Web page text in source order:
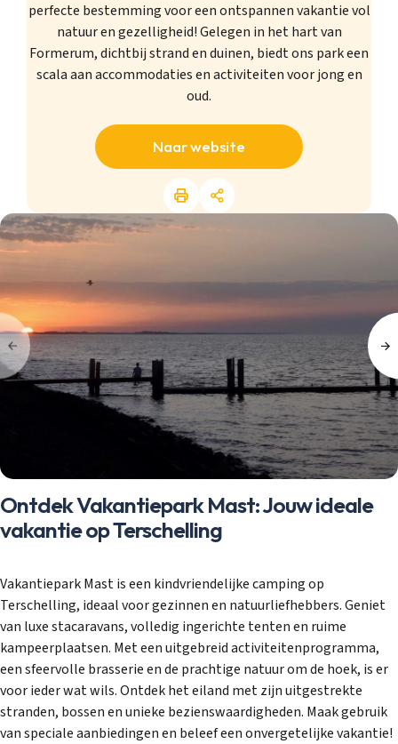
perfecte bestemming voor een ontspannen vakantie vol
natuur en gezelligheid! Gelegen in het hart van
Formerum, dichtbij strand en duinen, biedt ons park een
scala aan accommodaties en activiteiten voor jong en
oud.
Naar website
Ontdek Vakantiepark Mast: Jouw ideale
vakantie op Terschelling
Vakantiepark Mast is een kindvriendelijke camping op
Terschelling, ideaal voor gezinnen en natuurliefhebbers. Geniet
van luxe stacaravans, volledig ingerichte tenten en ruime
kampeerplaatsen. Met een uitgebreid activiteitenprogramma,
een sfeervolle brasserie en de prachtige natuur om de hoek, is er
voor ieder wat wils. Ontdek het eiland met zijn uitgestrekte
stranden, bossen en unieke bezienswaardigheden. Maak gebruik
van speciale aanbiedingen en beleef een onvergetelijke vakantie!